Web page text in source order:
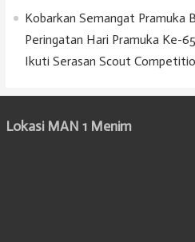
Kobarkan Semangat Pramuka
Peringatan Hari Pramuka Ke-
Ikuti Serasan Scout
Lokasi MAN 1 Menim